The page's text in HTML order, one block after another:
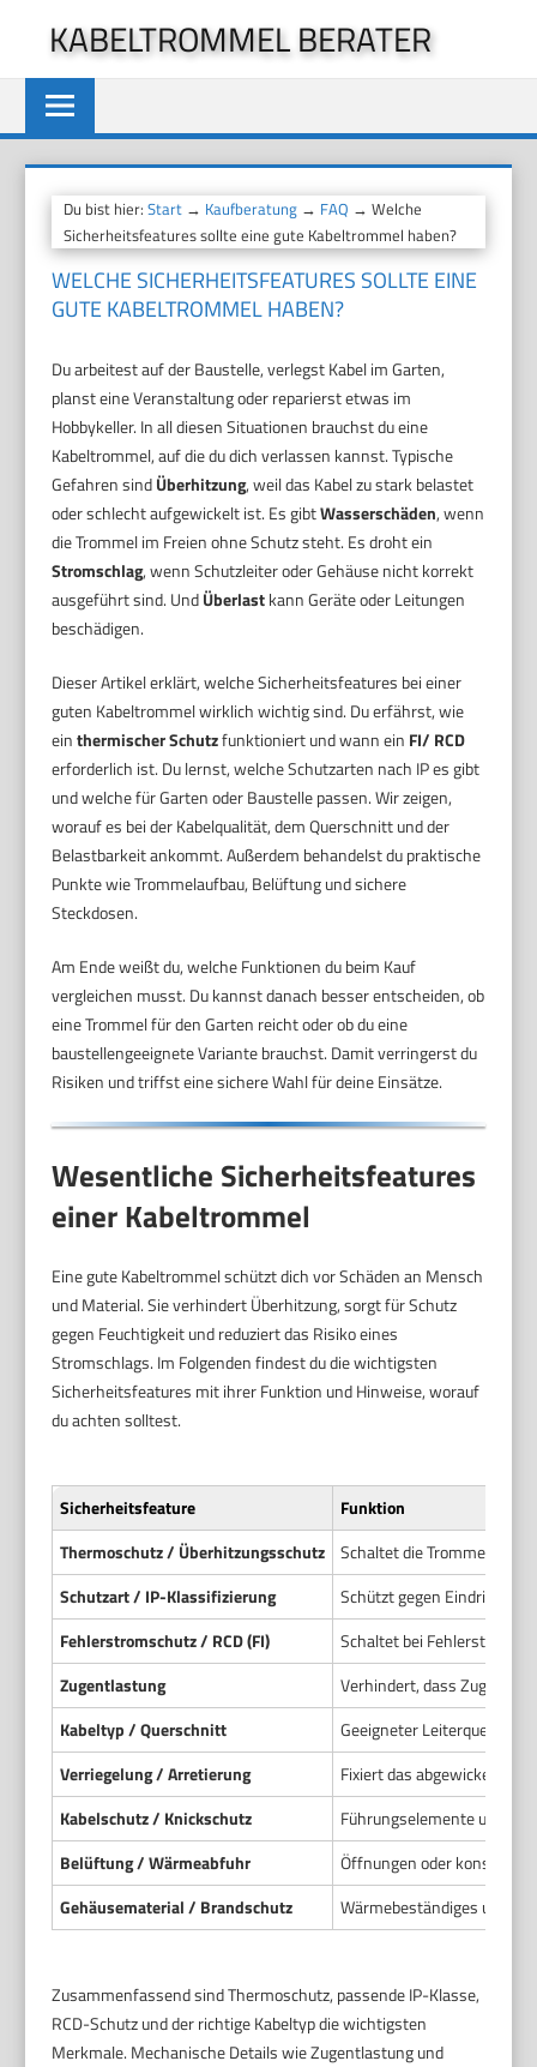
springen
KABELTROMMEL BERATER
Du bist hier:Start → Kaufberatung → FAQ → Welche
Sicherheitsfeatures sollte eine gute Kabeltrommel haben?
WELCHE SICHERHEITSFEATURES SOLLTE EINE
GUTE KABELTROMMEL HABEN?
Du arbeitest auf der Baustelle, verlegst Kabel im Garten,
planst eine Veranstaltung oder reparierst etwas im
Hobbykeller. In all diesen Situationen brauchst du eine
Kabeltrommel, auf die du dich verlassen kannst. Typische
Gefahren sindÜberhitzung, weil das Kabel zu stark belastet
oder schlecht aufgewickelt ist. Es gibtWasserschäden, wenn
die Trommel im Freien ohne Schutz steht. Es droht ein
Stromschlag, wenn Schutzleiter oder Gehäuse nicht korrekt
ausgeführt sind. UndÜberlastkann Geräte oder Leitungen
beschädigen.
Dieser Artikel erklärt, welche Sicherheitsfeatures bei einer
guten Kabeltrommel wirklich wichtig sind. Du erfährst, wie
einthermischer Schutzfunktioniert und wann ein FI/ RCD
erforderlich ist. Du lernst, welche Schutzarten nach IP es gibt
und welche für Garten oder Baustelle passen. Wir zeigen,
worauf es bei der Kabelqualität, dem Querschnitt und der
Belastbarkeit ankommt. Außerdem behandelst du praktische
Punkte wie Trommelaufbau, Belüftung und sichere
Steckdosen.
Am Ende weißt du, welche Funktionen du beim Kauf
vergleichen musst. Du kannst danach besser entscheiden, ob
eine Trommel für den Garten reicht oder ob du eine
baustellengeeignete Variante brauchst. Damit verringerst du
Risiken und triffst eine sichere Wahl für deine Einsätze.
Wesentliche Sicherheitsfeatures
einer Kabeltrommel
Eine gute Kabeltrommel schützt dich vor Schäden an Mensch
und Material. Sie verhindert Überhitzung, sorgt für Schutz
gegen Feuchtigkeit und reduziert das Risiko eines
Stromschlags. Im Folgenden findest du die wichtigsten
Sicherheitsfeatures mit ihrer Funktion und Hinweise, worauf
du achten solltest.
Sicherheitsfeature
Funktion
Thermoschutz / Überhitzungsschutz
Schaltet die Trommel bei
Schutzart / IP-Klassifizierung
Schützt gegen Eindringen
Fehlerstromschutz / RCD (FI)
Schaltet bei Fehlerstromen
Zugentlastung
Verhindert, dass
Kabeltyp / Querschnitt
Geeigneter
Verriegelung / Arretierung
Fixiert das abgewickelte
Kabelschutz / Knickschutz
Führungselemente und
Belüftung / Wärmeabfuhr
Öffnungen oder
Gehäusematerial / Brandschutz
Wärmebeständiges und
Zusammenfassend sind Thermoschutz, passende IP-Klasse,
RCD-Schutz und der richtige Kabeltyp die wichtigsten
Merkmale. Mechanische Details wie Zugentlastung und